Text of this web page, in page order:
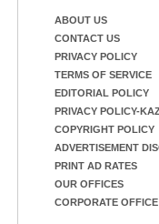
ABOUT US
CONTACT US
PRIVACY POLICY
TERMS OF SERVICE
EDITORIAL POLICY
PRIVACY POLICY-
COPYRIGHT POLICY
ADVERTISEMENT
PRINT AD RATES
OUR OFFICES
CORPORATE OFFICE